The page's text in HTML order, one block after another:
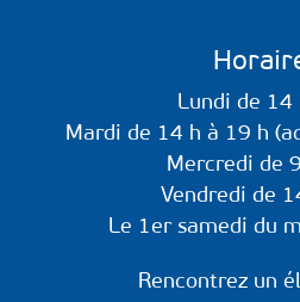
Lundi de 14
Mardi de 14 h à 19 h
Mercredi de
Vendredi de
Le 1er samedi du
Rencontrez un